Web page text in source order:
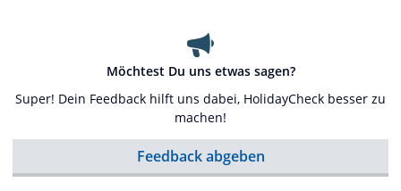
Möchtest Du uns etwas sagen?
Super! Dein Feedback hilft uns dabei, HolidayCheck besser zu
machen!
Feedback abgeben